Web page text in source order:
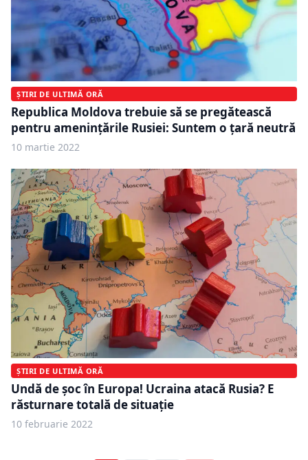
ȘTIRI DE ULTIMĂ ORĂ
Republica Moldova trebuie să se pregătească
pentru amenințările Rusiei: Suntem o țară neutră
10 martie 2022
ȘTIRI DE ULTIMĂ ORĂ
Undă de șoc în Europa! Ucraina atacă Rusia? E
răsturnare totală de situație
10 februarie 2022